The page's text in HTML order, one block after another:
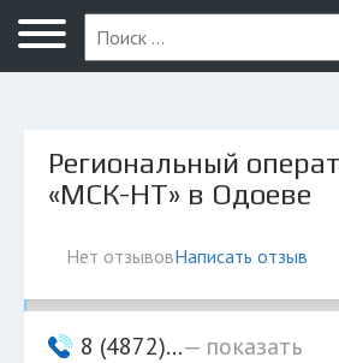
Новомосковск
Региональный
«МСК-НТ» в Одоеве
Нет отзывовНаписать отзыв
8 (4872)...— показать